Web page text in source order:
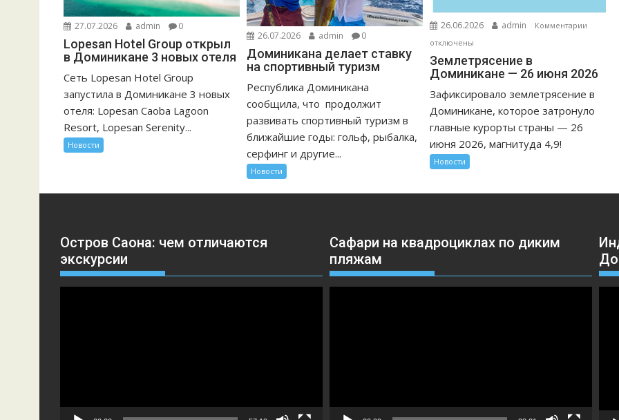
27.07.2026 admin 0
Lopesan Hotel Group открыл
в Доминикане 3 новых отеля
Сеть Lopesan Hotel Group
запустила в Доминикане 3 новых
отеля: Lopesan Caoba Lagoon
Resort, Lopesan Serenity...
Новости
26.07.2026 admin 0
Доминикана делает ставку
на спортивный туризм
Республика Доминикана
сообщила, что продолжит
развивать спортивный туризм в
ближайшие годы: гольф, рыбалка,
серфинг и другие...
Новости
26.06.2026 admin Комментарии
в
—
26
отключены
Землетрясение в
Доминикане — 26 июня 2026
Зафиксировало землетрясение в
Доминикане, которое затронуло
главные курорты страны — 26
июня 2026, магнитуда 4,9!
Новости
Остров Саона: чем отличаются
экскурсии
Сафари на квадроциклах по диким
пляжам